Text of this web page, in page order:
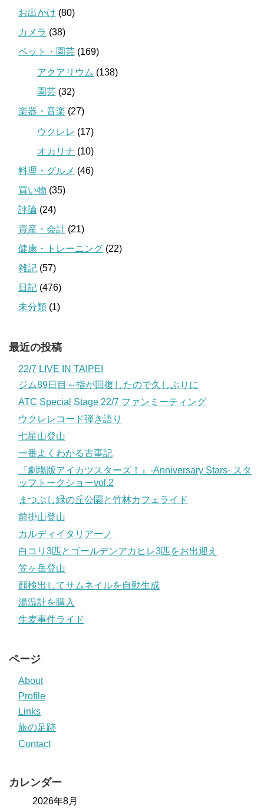
お出かけ (80)
カメラ (38)
ペット・園芸 (169)
アクアリウム (138)
園芸 (32)
楽器・音楽 (27)
ウクレレ (17)
オカリナ (10)
料理・グルメ (46)
買い物 (35)
評論 (24)
資産・会計 (21)
健康・トレーニング (22)
雑記 (57)
日記 (476)
未分類 (1)
最近の投稿
22/7 LIVE IN TAIPEI
ジム89日目～指が回復したので久しぶりに
ATC Special Stage 22/7 ファンミーティング
ウクレレコード弾き語り
七星山登山
一番よくわかる古事記
『劇場版アイカツスターズ！』-Anniversary Stars- スタ
ッフトークショーvol.2
まつぶし緑の丘公園と竹林カフェライド
前掛山登山
カルディイタリアーノ
白コリ3匹とゴールデンアカヒレ3匹をお出迎え
笠ヶ岳登山
顔検出してサムネイルを自動生成
湯温計を購入
生麦事件ライド
ページ
About
Profile
Links
旅の足跡
Contact
カレンダー
2026年8月